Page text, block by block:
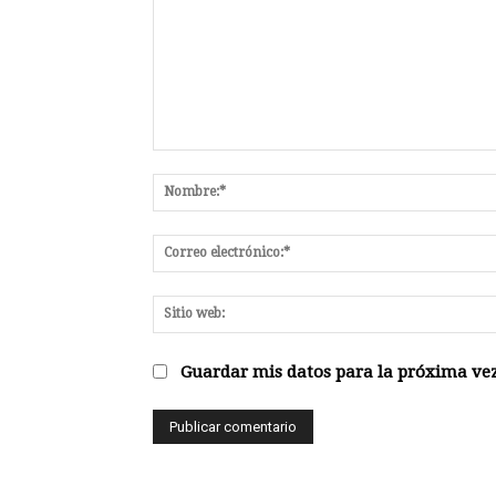
Guardar mis datos para la próxima